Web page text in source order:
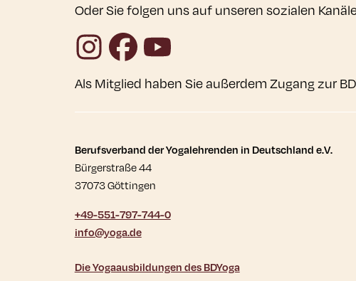
Oder Sie folgen uns auf unseren sozialen
InstagramFacebook
YouTube
Als Mitglied haben Sie außerdem Zugang zur
Kontaktdaten und
Berufsverband der Yogalehrenden in Deutschland e.V.
Bürgerstraße 44
37073 Göttingen
+49-551-797-744-0
info@yoga.de
Die Yogaausbildungen des BDYoga